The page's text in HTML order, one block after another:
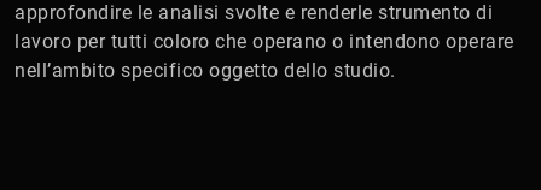
approfondire le analisi svolte e renderle strumento di
lavoro per tutti coloro che operano o intendono operare
nell’ambito specifico oggetto dello studio.